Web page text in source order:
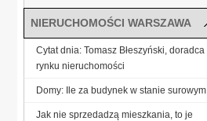
NIERUCHOMOŚCI WARSZAWA
Cytat dnia: Tomasz Błeszyński, doradca
rynku nieruchomości
Domy: Ile za budynek w stanie surowym
Jak nie sprzedadzą mieszkania, to je